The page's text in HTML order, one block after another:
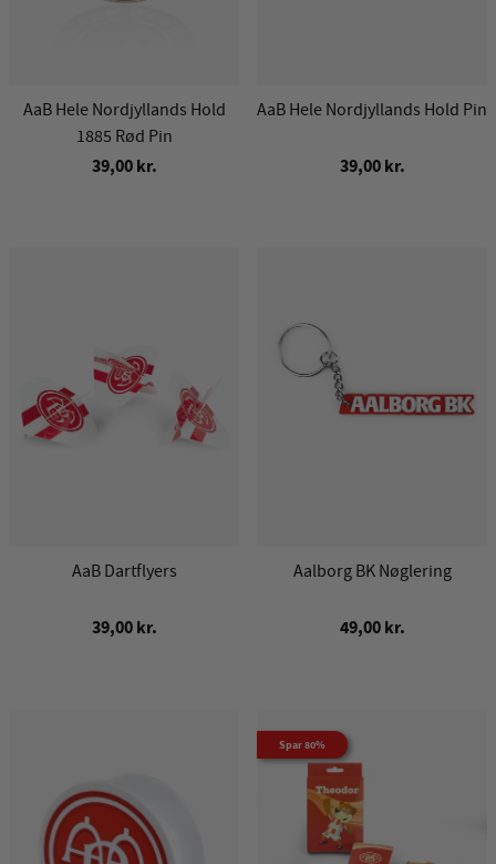
AaB Hele Nordjyllands Hold
1885 Rød Pin
39,00 kr.
AaB Hele Nordjyllands Hold Pin
39,00 kr.
AaB Dartflyers
39,00 kr.
Aalborg BK Nøglering
49,00 kr.
Spar 80%